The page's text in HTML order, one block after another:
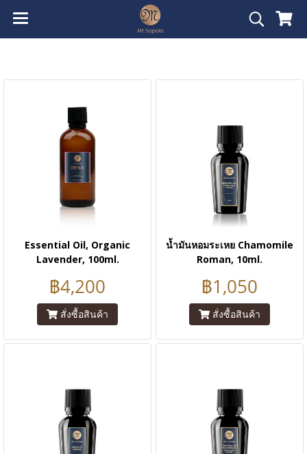
Essential Oil, Organic
Lavender, 100ml.
฿4,200
สั่งซื้อสินค้า
น้ำมันหอมระเหย Chamomile
Roman, 10ml.
฿1,050
สั่งซื้อสินค้า